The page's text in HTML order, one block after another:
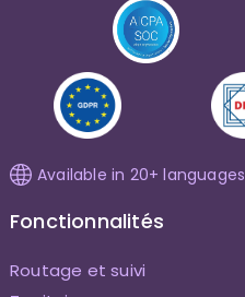
Available in 20+ languages
Fonctionnalités
Routage et suivi